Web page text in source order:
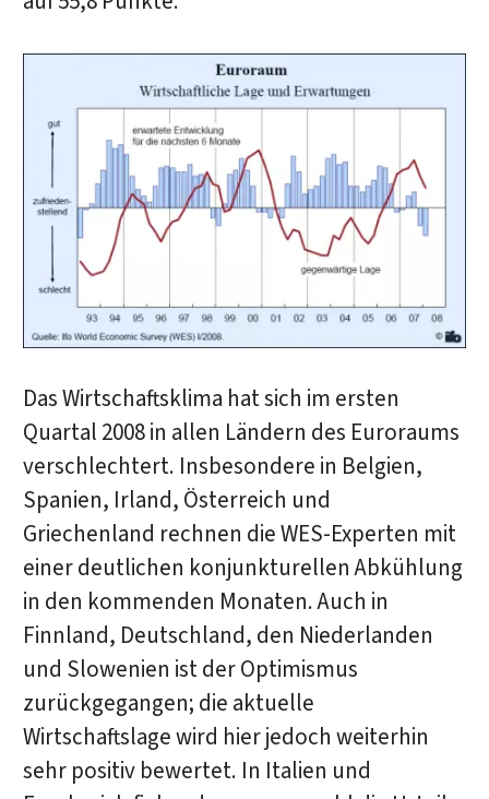
Das Wirtschaftsklima hat sich im ersten
Quartal 2008 in allen Ländern des Euroraums
verschlechtert. Insbesondere in Belgien,
Spanien, Irland, Österreich und
Griechenland rechnen die WES-Experten mit
einer deutlichen konjunkturellen Abkühlung
in den kommenden Monaten. Auch in
Finnland, Deutschland, den Niederlanden
und Slowenien ist der Optimismus
zurückgegangen; die aktuelle
Wirtschaftslage wird hier jedoch weiterhin
sehr positiv bewertet. In Italien und